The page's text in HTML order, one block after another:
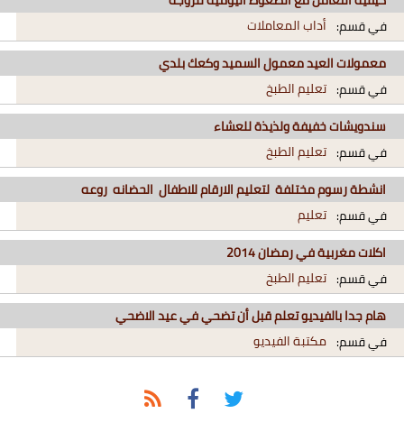
في قسم: أداب المعاملات
معمولات العيد معمول السميد وكعك بلدي
في قسم: تعليم الطبخ
سندويشات خفيفة ولذيذة للعشاء
في قسم: تعليم الطبخ
انشطة رسوم مختلفة لتعليم الارقام للاطفال الحضانه روعه
في قسم: تعليم
اكلات مغربية في رمضان 2014
في قسم: تعليم الطبخ
هام جدا بالفيديو تعلم قبل أن تضحي في عيد الاضحي
في قسم: مكتبة الفيديو